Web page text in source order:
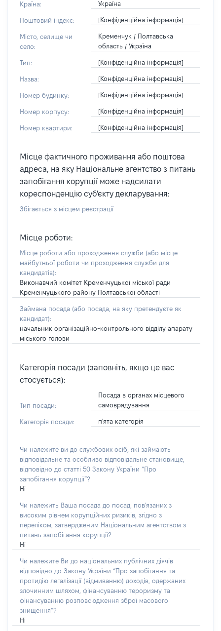
Країна: Україна
Поштовий індекс: [Конфіденційна інформація]
Місто, селище чи
село:
Кременчук / Полтавська
область / Україна
Тип: [Конфіденційна інформація]
Назва: [Конфіденційна інформація]
Номер будинку: [Конфіденційна інформація]
Номер корпусу: [Конфіденційна інформація]
Номер квартири: [Конфіденційна інформація]
Місце фактичного проживання або поштова
адреса, на яку Національне агентство з питань
запобігання корупції може надсилати
кореспонденцію суб'єкту декларування:
Збігається з місцем реєстрації
Місце роботи:
Місце роботи або проходження служби (або місце
майбутньої роботи чи проходження служби для
кандидатів):
Виконавчий комітет Кременчуцької міської ради
Кременчуцького району Полтавської області
Займана посада (або посада, на яку претендуєте як
кандидат):
начальник організаційно-контрольного відділу апарату
міського голови
Категорія посади (заповніть, якщо це вас
стосується):
Тип посади:
Посада в органах місцевого
самоврядування
Категорія посади: п'ята категорія
Чи належите ви до службових осіб, які займають
відповідальне та особливо відповідальне становище,
відповідно до статті 50 Закону України “Про
запобігання корупції”?
Ні
Чи належить Ваша посада до посад, пов'язаних з
високим рівнем корупційних ризиків, згідно з
переліком, затвердженим Національним агентством з
питань запобігання корупції?
Ні
Чи належите Ви до національних публічних діячів
відповідно до Закону України “Про запобігання та
протидію легалізації (відмиванню) доходів, одержаних
злочинним шляхом, фінансуванню тероризму та
фінансуванню розповсюдження зброї масового
знищення”?
Ні